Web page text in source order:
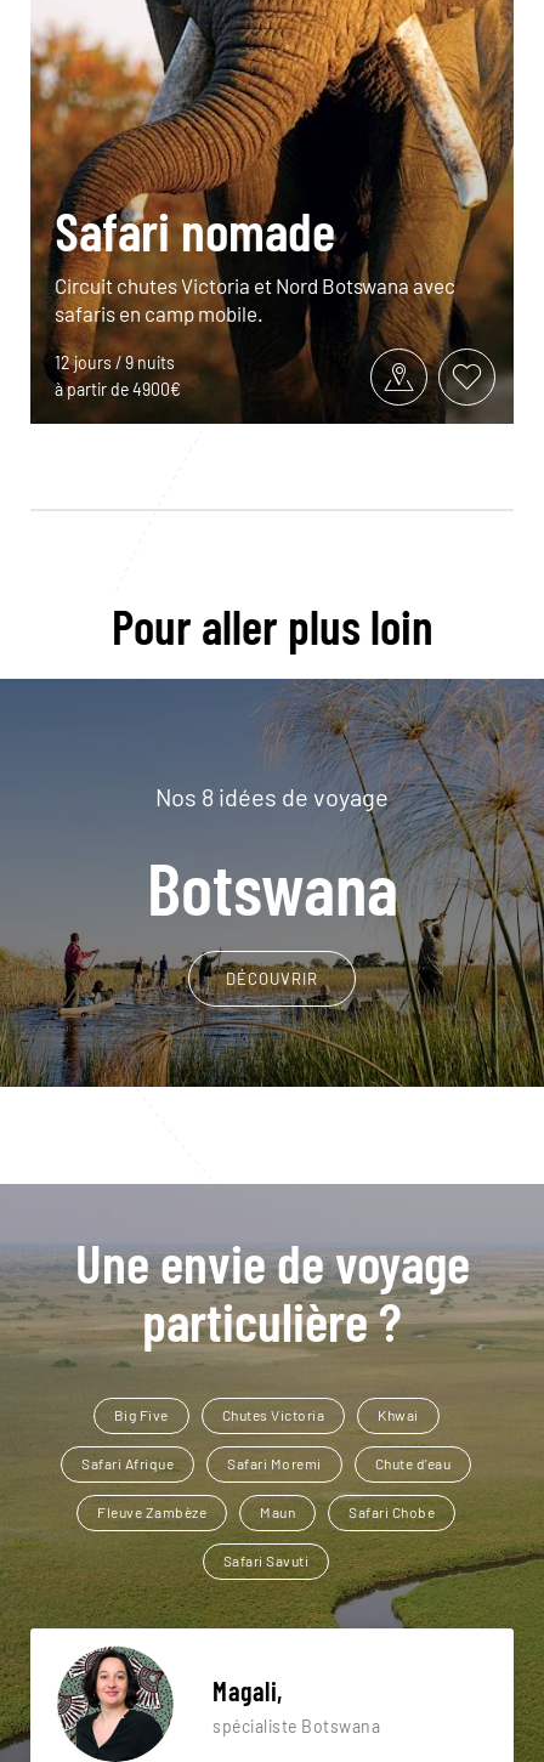
Safari nomade
Circuit chutes Victoria et Nord Botswana avec
safaris en camp mobile.
12 jours / 9 nuits
à partir de 4900€
Pour aller plus loin
Nos 8 idées de voyage
Botswana
DÉCOUVRIR
Une envie de voyage
particulière ?
Big Five Chutes Victoria Khwai
Safari Afrique Safari Moremi Chute d'eau
Fleuve Zambèze Maun Safari Chobe
Safari Savuti
Magali,
spécialiste Botswana